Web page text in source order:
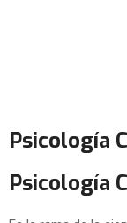
Psicología
Psicología